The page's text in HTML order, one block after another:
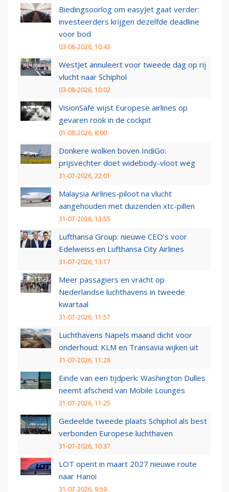
Biedingsoorlog om easyJet gaat verder:
investeerders krijgen dezelfde deadline
voor bod
03-08-2026, 10:43
WestJet annuleert voor tweede dag op rij
vlucht naar Schiphol
03-08-2026, 10:02
VisionSafe wijst Europese airlines op
gevaren rook in de cockpit
01-08-2026, 8:00
Donkere wolken boven IndiGo:
prijsvechter doet widebody-vloot weg
31-07-2026, 22:01
Malaysia Airlines-piloot na vlucht
aangehouden met duizenden xtc-pillen
31-07-2026, 13:55
Lufthansa Group: nieuwe CEO’s voor
Edelweiss en Lufthansa City Airlines
31-07-2026, 13:17
Meer passagiers en vracht op
Nederlandse luchthavens in tweede
kwartaal
31-07-2026, 11:57
Luchthavens Napels maand dicht voor
onderhoud: KLM en Transavia wijken uit
31-07-2026, 11:28
Einde van een tijdperk: Washington Dulles
neemt afscheid van Mobile Lounges
31-07-2026, 11:25
Gedeelde tweede plaats Schiphol als best
verbonden Europese luchthaven
31-07-2026, 10:37
LOT opent in maart 2027 nieuwe route
naar Hanoi
31-07-2026, 9:59